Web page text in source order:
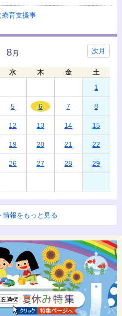
療育支援事
次月
8 月
水 木 金
土
1
5 6 7 8
12 13 14 15
19 20 21 22
26 27 28 29
情報をもっと見る